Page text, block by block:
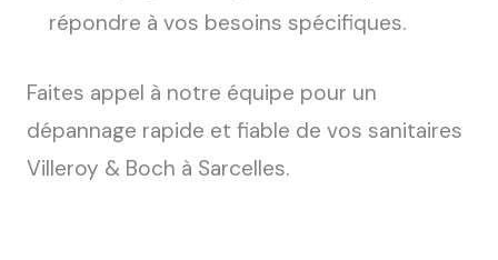
répondre à vos besoins spécifiques.
Faites appel à notre équipe pour un
dépannage rapide et fiable de vos sanitaires
Villeroy & Boch à Sarcelles.